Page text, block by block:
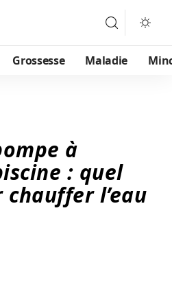
Grossesse Maladie
à
: quel
l’eau